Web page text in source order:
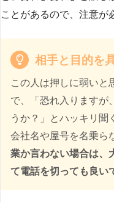
ことがあるので、注意が
相手と目的を
この人は押しに弱いと
で、「恐れ入りますが
うか？」とハッキリ聞
会社名や屋号を名乗ら
業か言わない場合は、
て電話を切っても良い